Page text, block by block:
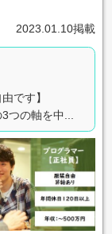
2023.01.10掲載
です】
つの軸を中...